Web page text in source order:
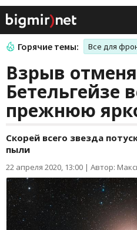
Горячие темы: Все для
Взрыв
Бетельгейзе
прежнюю
Скорей всего звезда
пыли
22 апреля 2020, 13:00 | Автор: